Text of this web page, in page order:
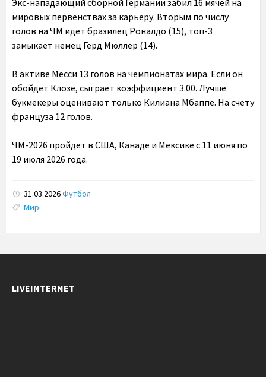
Экс-нападающий сборной Германии забил 16 мячей на
мировых первенствах за карьеру. Вторым по числу
голов на ЧМ идет бразилец Роналдо (15), топ-3
замыкает немец Герд Мюллер (14).
В активе Месси 13 голов на чемпионатах мира. Если он
обойдет Клозе, сыграет коэффициент 3.00. Лучше
букмекеры оценивают только Килиана Мбаппе. На счету
француза 12 голов.
ЧМ-2026 пройдет в США, Канаде и Мексике с 11 июня по
19 июля 2026 года.
31.03.2026Футбол
Tags:
Мир
LIVEINTERNET